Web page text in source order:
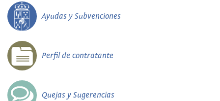
Ayudas y Subvenciones
Perfil de contratante
Quejas y Sugerencias